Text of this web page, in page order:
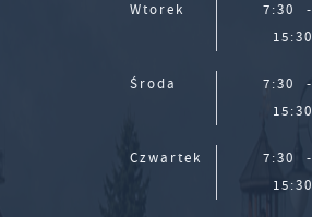
Wtorek
7:30 -
15:30
Środa
7:30 -
15:30
Czwartek
7:30 -
15:30